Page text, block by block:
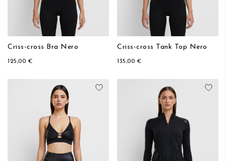
Criss-cross Bra Nero
125,00 €
Criss-cross Tank Top Nero
135,00 €
Aggiungi alla lista desideri